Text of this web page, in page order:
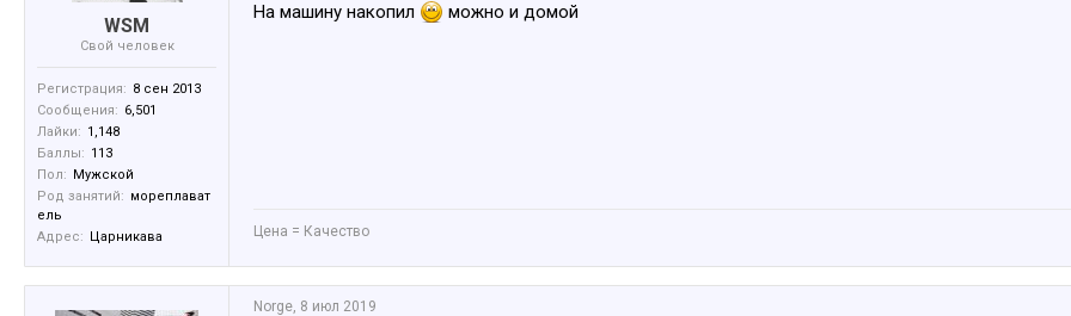
WSM
Свой человек
Регистрация: 8 сен 2013
Сообщения: 6,501
Лайки: 1,148
Баллы: 113
Пол: Мужской
Род занятий: мореплават
ель
Адрес: Царникава
На машину накопил можно и домой
Цена = Качество
Norge, 8 июл 2019